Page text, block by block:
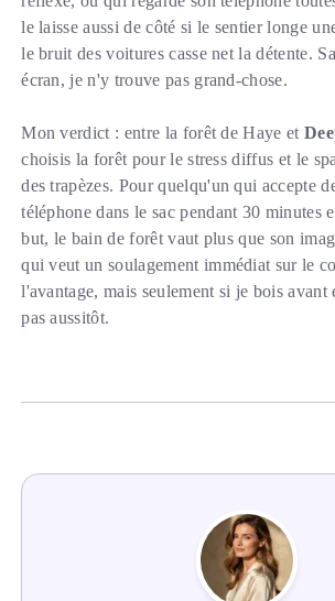
le laisse aussi de côté si le sentier longe
le bruit des voitures casse net la détente.
écran, je n'y trouve pas grand-chose.
Mon verdict : entre la forêt de Haye et
choisis la forêt pour le stress diffus et le
des trapèzes. Pour quelqu'un qui accepte
téléphone dans le sac pendant 30 minutes
but, le bain de forêt vaut plus que son
qui veut un soulagement immédiat sur le
l'avantage, mais seulement si je bois avant
pas aussitôt.